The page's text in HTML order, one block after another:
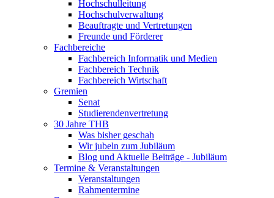
Hochschulleitung
Hochschulverwaltung
Beauftragte und Vertretungen
Freunde und Förderer
Fachbereiche
Fachbereich Informatik und Medien
Fachbereich Technik
Fachbereich Wirtschaft
Gremien
Senat
Studierendenvertretung
30 Jahre THB
Was bisher geschah
Wir jubeln zum Jubiläum
Blog und Aktuelle Beiträge - Jubiläum
Termine & Veranstaltungen
Veranstaltungen
Rahmentermine